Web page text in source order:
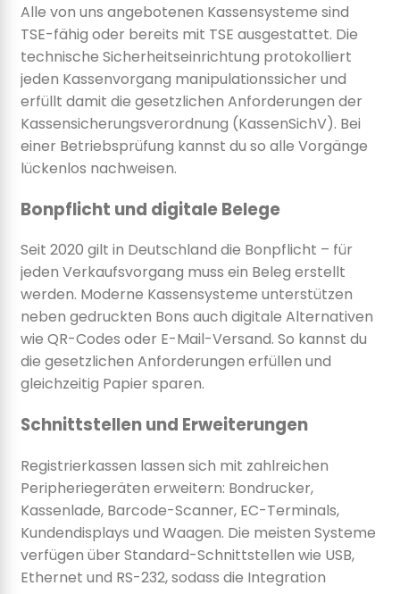
Alle von uns angebotenen Kassensysteme sind
TSE-fähig oder bereits mit TSE ausgestattet. Die
technische Sicherheitseinrichtung protokolliert
jeden Kassenvorgang manipulationssicher und
erfüllt damit die gesetzlichen Anforderungen der
Kassensicherungsverordnung (KassenSichV). Bei
einer Betriebsprüfung kannst du so alle Vorgänge
lückenlos nachweisen.
Bonpflicht und digitale Belege
Seit 2020 gilt in Deutschland die Bonpflicht – für
jeden Verkaufsvorgang muss ein Beleg erstellt
werden. Moderne Kassensysteme unterstützen
neben gedruckten Bons auch digitale Alternativen
wie QR-Codes oder E-Mail-Versand. So kannst du
die gesetzlichen Anforderungen erfüllen und
gleichzeitig Papier sparen.
Schnittstellen und Erweiterungen
Registrierkassen lassen sich mit zahlreichen
Peripheriegeräten erweitern: Bondrucker,
Kassenlade, Barcode-Scanner, EC-Terminals,
Kundendisplays und Waagen. Die meisten Systeme
verfügen über Standard-Schnittstellen wie USB,
Ethernet und RS-232, sodass die Integration